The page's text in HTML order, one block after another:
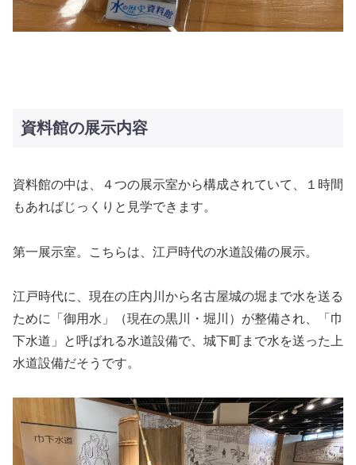
資料館の展示内容
資料館の中は、４つの展示室から構成されていて、１時間
もあればじっくりと見学できます。
第一展示室。こちらは、江戸時代の水道設備の展示。
江戸時代に、現在の庄内川から名古屋城の堀まで水を送る
ために「御用水」（現在の黒川・堀川）が整備され、「巾
下水道」と呼ばれる水道設備で、城下町まで水を送った上
水道設備だそうです。